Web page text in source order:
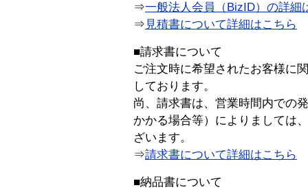
⇒一般法人会員（BizID）の詳細
⇒ 見積書について詳細はこちら
■請求書について
ご注文時に希望されたお客様に
しております。
尚、請求書は、営業時間内での
かかる場合等）によりましては
ざいます。
⇒請求書について詳細はこちら
■納品書について